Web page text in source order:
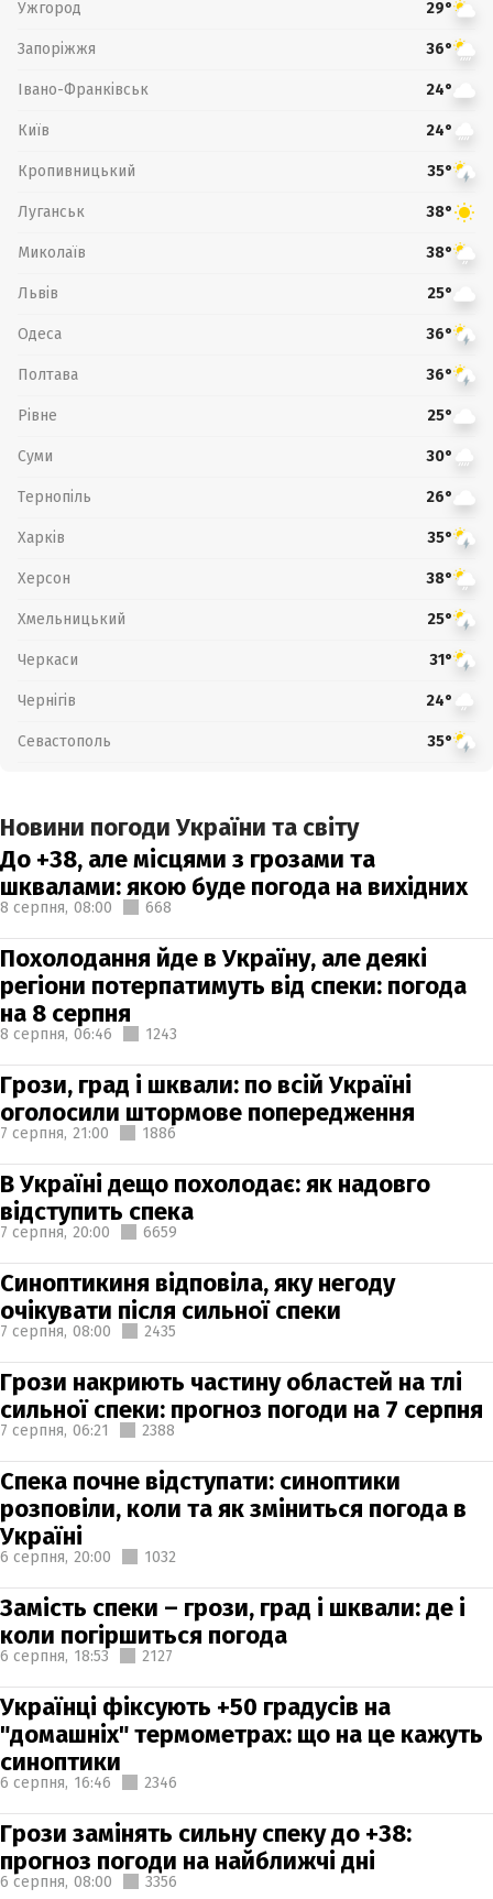
Ужгород 29°
Запоріжжя 36°
Івано-Франківськ 24°
Київ 24°
Кропивницький 35°
Луганськ 38°
Миколаїв 38°
Львів 25°
Одеса 36°
Полтава 36°
Рівне 25°
Суми 30°
Тернопіль 26°
Харків 35°
Херсон 38°
Хмельницький 25°
Черкаси 31°
Чернігів 24°
Севастополь 35°
Новини погоди України та світу
До +38, але місцями з грозами та
шквалами: якою буде погода на вихідних
8 серпня, 08:00 668
Похолодання йде в Україну, але деякі
регіони потерпатимуть від спеки: погода
на 8 серпня
8 серпня, 06:46 1243
Грози, град і шквали: по всій Україні
оголосили штормове попередження
7 серпня, 21:00 1886
В Україні дещо похолодає: як надовго
відступить спека
7 серпня, 20:00 6659
Синоптикиня відповіла, яку негоду
очікувати після сильної спеки
7 серпня, 08:00 2435
Грози накриють частину областей на тлі
сильної спеки: прогноз погоди на 7 серпня
7 серпня, 06:21 2388
Спека почне відступати: синоптики
розповіли, коли та як зміниться погода в
Україні
6 серпня, 20:00 1032
Замість спеки – грози, град і шквали: де і
коли погіршиться погода
6 серпня, 18:53 2127
Українці фіксують +50 градусів на
"домашніх" термометрах: що на це кажуть
синоптики
6 серпня, 16:46 2346
Грози замінять сильну спеку до +38:
прогноз погоди на найближчі дні
6 серпня, 08:00 3356